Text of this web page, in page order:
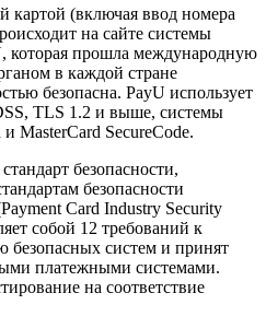
картой (включая ввод номера
на сайте системы
которая прошла международную
в каждой стране
безопасна. PayU использует
TLS 1.2 и выше, системы
MasterCard SecureCode.
безопасности,
безопасности
Card Industry Security
собой 12 требований к
систем и принят
платежными системами.
на соответствие